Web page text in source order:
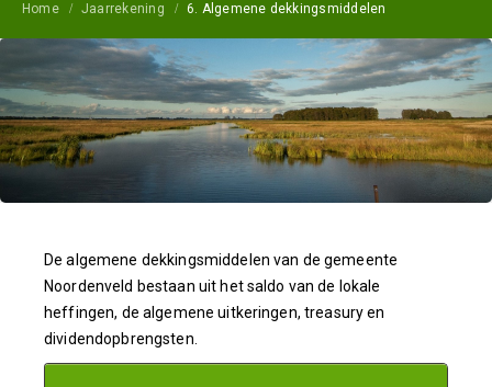
Home Jaarrekening 6. Algemene dekkingsmiddelen
De algemene dekkingsmiddelen van de gemeente
Noordenveld bestaan uit het saldo van de lokale
heffingen, de algemene uitkeringen, treasury en
dividendopbrengsten.